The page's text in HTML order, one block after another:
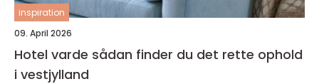
inspiration
09. April 2026
Hotel varde sådan finder du det rette ophold
i vestjylland